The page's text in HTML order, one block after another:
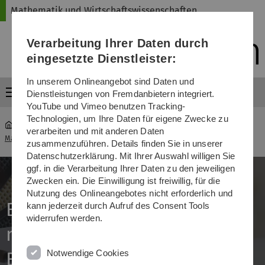
Direkt
Direkt
Direkt
(Sprache,
Drucken,
Media)
Direkt
Direkt
Mathematik und Wirtschaftswissenschaften
Menü
Mathematik und Wirtschaftswissenschaften
Berufspraktikum in den
mathematischen
Bachelorstudiengängen
Verarbeitung Ihrer Daten durch
eingesetzte Dienstleister:
In unserem Onlineangebot sind Daten und
Dienstleistungen von Fremdanbietern integriert.
YouTube und Vimeo benutzen Tracking-
Technologien, um Ihre Daten für eigene Zwecke zu
verarbeiten und mit anderen Daten
zusammenzuführen. Details finden Sie in unserer
Datenschutzerklärung. Mit Ihrer Auswahl willigen Sie
ggf. in die Verarbeitung Ihrer Daten zu den jeweiligen
Zwecken ein. Die Einwilligung ist freiwillig, für die
Nutzung des Onlineangebotes nicht erforderlich und
kann jederzeit durch Aufruf des Consent Tools
widerrufen werden.
Notwendige Cookies